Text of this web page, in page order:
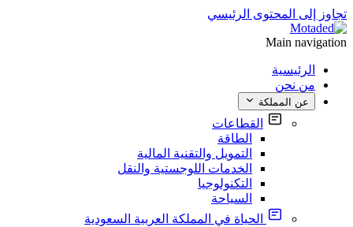
تجاوز إلى المحتوى الرئيسي
Main navigation
الرئيسية
من نحن
عن المملكة
القطاعات
الطاقة
التمويل والتقنية المالية
الخدمات اللوجستية والنقل
التكنولوجيا
السياحة
الحياة في المملكة العربية السعودية